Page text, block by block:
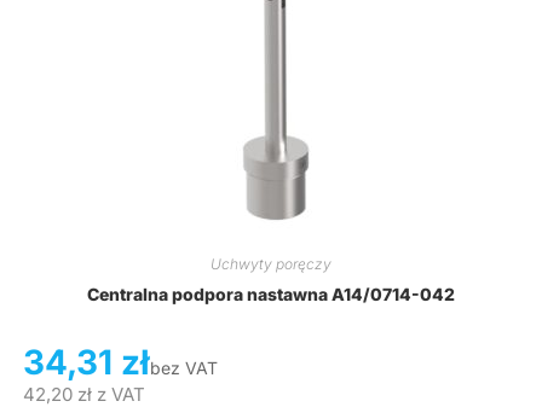
Uchwyty poręczy
Centralna podpora nastawna A14/0714-042
34,31 złbez VAT
42,20 złz VAT